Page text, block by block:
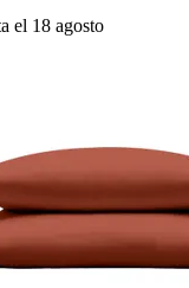
el 18 agosto